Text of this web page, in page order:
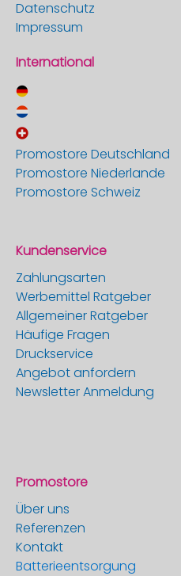
Datenschutz
Impressum
International
Promostore Deutschland
Promostore Niederlande
Promostore Schweiz
Kundenservice
Zahlungsarten
Werbemittel Ratgeber
Allgemeiner Ratgeber
Häufige Fragen
Druckservice
Angebot anfordern
Newsletter Anmeldung
Promostore
Über uns
Referenzen
Kontakt
Batterieentsorgung